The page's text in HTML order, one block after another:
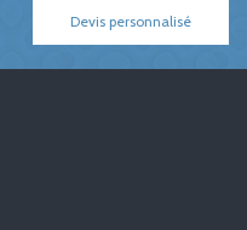
Devis personnalisé